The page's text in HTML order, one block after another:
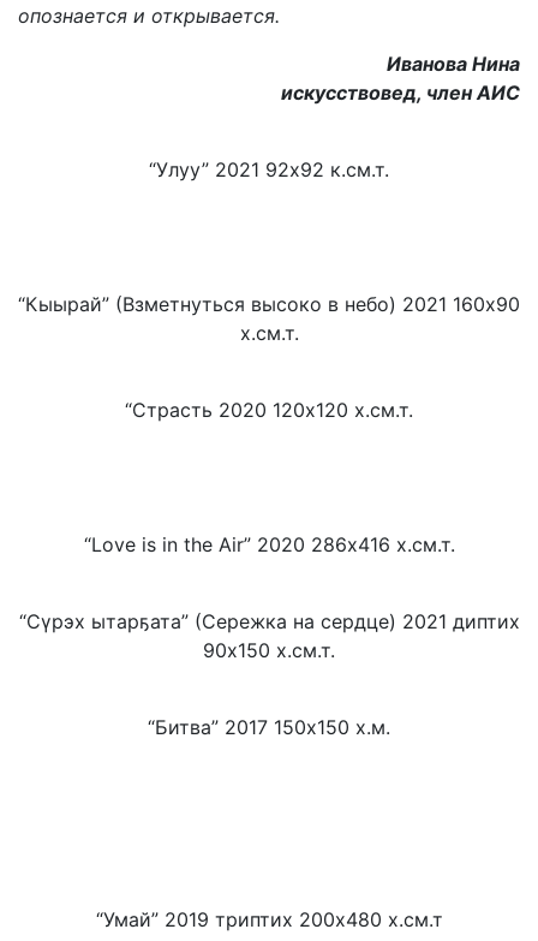
опознается и открывается.
Иванова Нина
искусствовед, член АИС
“Улуу” 2021 92х92 к.см.т.
“Кыырай” (Взметнуться высоко в небо) 2021 160х90
х.см.т.
“Страсть 2020 120х120 х.см.т.
“Love is in the Air” 2020 286х416 х.см.т.
“Сүрэх ытарҕата” (Сережка на сердце) 2021 диптих
90х150 х.см.т.
“Битва” 2017 150х150 х.м.
“Умай” 2019 триптих 200х480 х.см.т